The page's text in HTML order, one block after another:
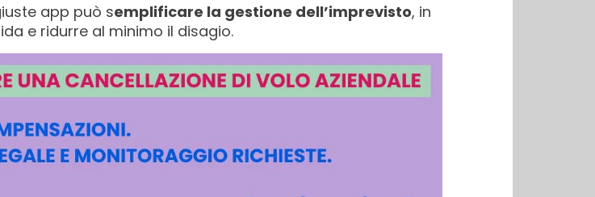
app può semplificare la gestione dell’imprevisto, in
e ridurre al minimo il disagio.